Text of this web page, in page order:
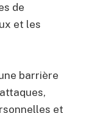
de
et les
barrière
et